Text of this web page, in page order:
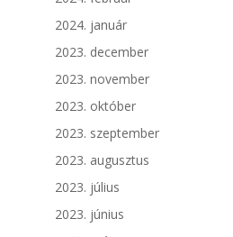
2024. január
2023. december
2023. november
2023. október
2023. szeptember
2023. augusztus
2023. július
2023. június